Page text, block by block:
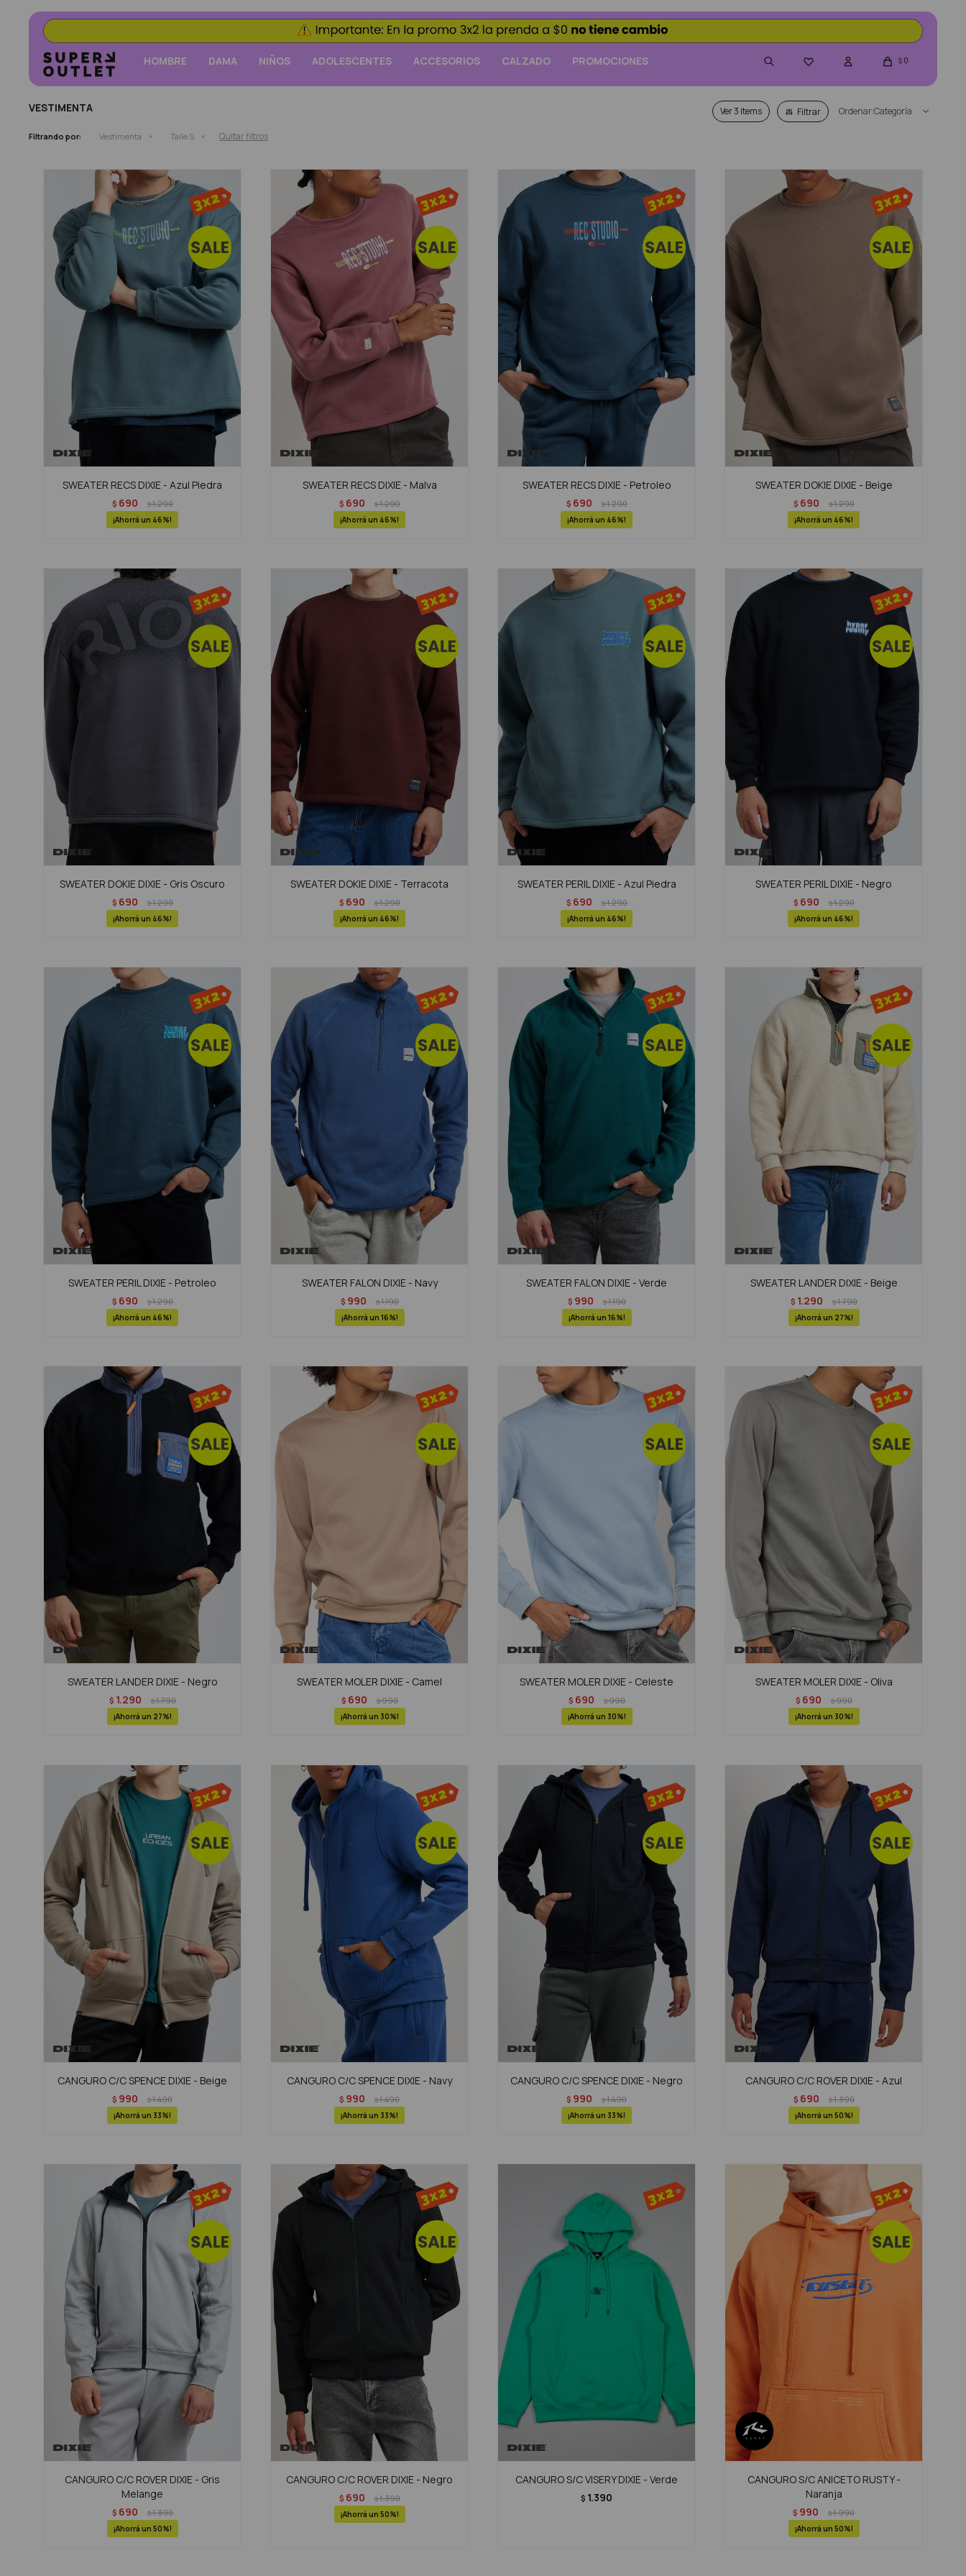
HOMBRE DAMA NIÑOS ADOLESCENTES ACCESORIOS CALZADO PROMOCIONES  $ 0
VESTIMENTA Ver Categoría
Filtrando por: Vestimenta Talle S Quitar filtros
SWEATER RECS DIXIE - Azul Piedra
$ 690 $1.290
46
SWEATER RECS DIXIE - Malva
$ 690 $1.290
46
SWEATER RECS DIXIE - Petroleo
$ 690 $1.290
46
SWEATER DOKIE DIXIE - Beige
$ 690 $1.290
46
SWEATER DOKIE DIXIE - Gris Oscuro
$ 690 $1.290
46
SWEATER DOKIE DIXIE - Terracota
$ 690 $1.290
46
SWEATER PERIL DIXIE - Azul Piedra
$ 690 $1.290
46
SWEATER PERIL DIXIE - Negro
$ 690 $1.290
46
SWEATER PERIL DIXIE - Petroleo
$ 690 $1.290
46
SWEATER FALON DIXIE - Navy
$ 990 $1.190
16
SWEATER FALON DIXIE - Verde
$ 990 $1.190
16
SWEATER LANDER DIXIE - Beige
$ 1.290 $1.790
27
SWEATER LANDER DIXIE - Negro
$ 1.290 $1.790
27
SWEATER MOLER DIXIE - Camel
$ 690 $990
30
SWEATER MOLER DIXIE - Celeste
$ 690 $990
30
SWEATER MOLER DIXIE - Oliva
$ 690 $990
30
CANGURO C/C SPENCE DIXIE - Beige
$ 990 $1.490
33
CANGURO C/C SPENCE DIXIE - Navy
$ 990 $1.490
33
CANGURO C/C SPENCE DIXIE - Negro
$ 990 $1.490
33
CANGURO C/C ROVER DIXIE - Azul
$ 690 $1.390
50
CANGURO C/C ROVER DIXIE - Gris
Melange
$ 690 $1.390
50
CANGURO C/C ROVER DIXIE - Negro
$ 690 $1.390
50
CANGURO S/C VISERY DIXIE - Verde
$ 1.390
CANGURO S/C ANICETO RUSTY -
Naranja
$ 990 $1.990
50